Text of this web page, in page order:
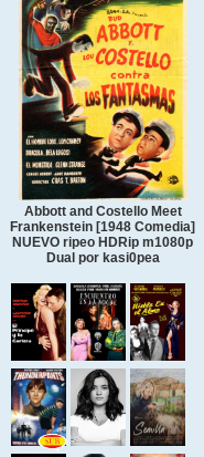
Abbott and Costello Meet
Frankenstein [1948 Comedia]
NUEVO ripeo HDRip m1080p
Dual por kasi0pea